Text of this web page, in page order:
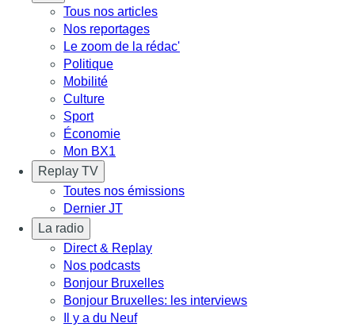
Tous nos articles
Nos reportages
Le zoom de la rédac'
Politique
Mobilité
Culture
Sport
Économie
Mon BX1
Replay TV
Toutes nos émissions
Dernier JT
La radio
Direct & Replay
Nos podcasts
Bonjour Bruxelles
Bonjour Bruxelles: les interviews
Il y a du Neuf